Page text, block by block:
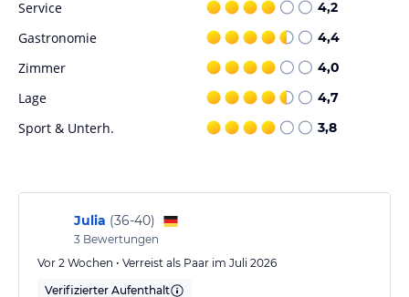
Service 4,2
Gastronomie 4,4
Zimmer 4,0
Lage 4,7
Sport & Unterh. 3,8
Julia (36-40)
3 Bewertungen
Vor 2 Wochen • Verreist als Paar im Juli 2026
Verifizierter Aufenthalt